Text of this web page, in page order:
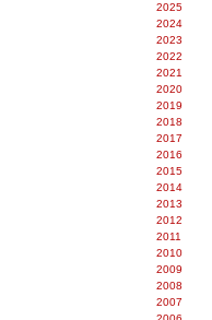
2025
2024
2023
2022
2021
2020
2019
2018
2017
2016
2015
2014
2013
2012
2011
2010
2009
2008
2007